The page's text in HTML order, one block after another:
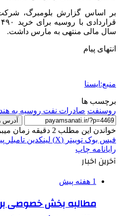
بر اساس گزارش بلومبرگ، شرکت
سال مالی منتهی به مارس داشت.
انتهای پیام
منبع:ایسنا
برچسب ها
روسنفت صادرات نفت روسیه به هند
خواندن این مطلب 2 دقیقه زمان میبرد
فیس بوک توییتر (X) لینکدین ‫تامبلر
رایانامه چاپ
آخرین اخبار
1 هفته پیش
مطالبه بخش خصوصی